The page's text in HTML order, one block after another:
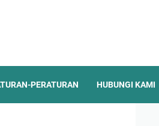
PERATURAN HUBUNGI KAMI